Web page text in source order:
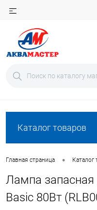
Каталог товаров
Главная страница • Каталог
Лампа запасная
Basic 80Вт